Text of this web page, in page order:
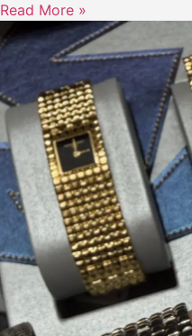
Read More »